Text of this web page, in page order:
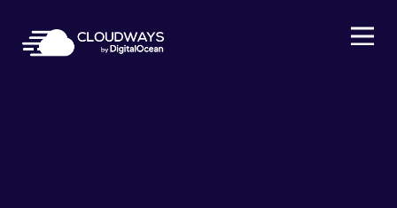
Open Nav